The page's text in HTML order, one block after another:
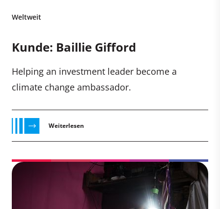
Weltweit
Kunde: Baillie Gifford
Helping an investment leader become a
climate change ambassador.
Weiterlesen